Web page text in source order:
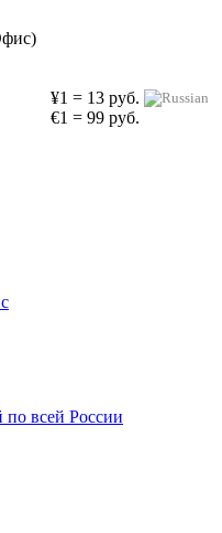
¥1 = 13 руб.
€1 = 99 руб.
по всей России